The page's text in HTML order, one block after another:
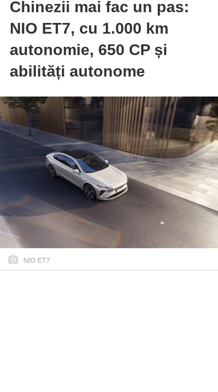
Chinezii mai fac un pas:
NIO ET7, cu 1.000 km
autonomie, 650 CP și
abilități autonome
NIO ET7